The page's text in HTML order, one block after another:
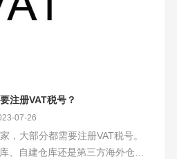
注册VAT税号？
07-26
，大部分都需要注册VAT税号。
、自建仓库还是第三方海外仓储